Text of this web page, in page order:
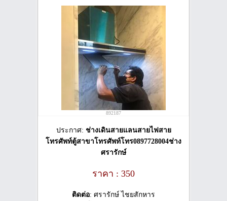
892187
ประกาศ: ช่างเดินสายแลนสายไฟสาย
โทรศัพท์ตู้สาขาโทรศัพท์โทร0897728004ช่าง
ศรารักษ์
ราคา : 350
ติดต่อ: ศรารักษ์ ไชยสักหาร